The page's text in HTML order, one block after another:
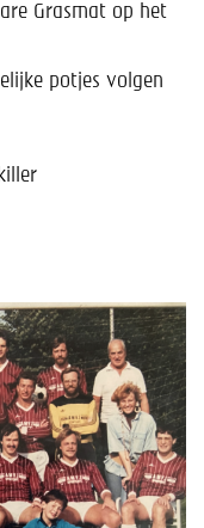
Grasmat op het
potjes volgen